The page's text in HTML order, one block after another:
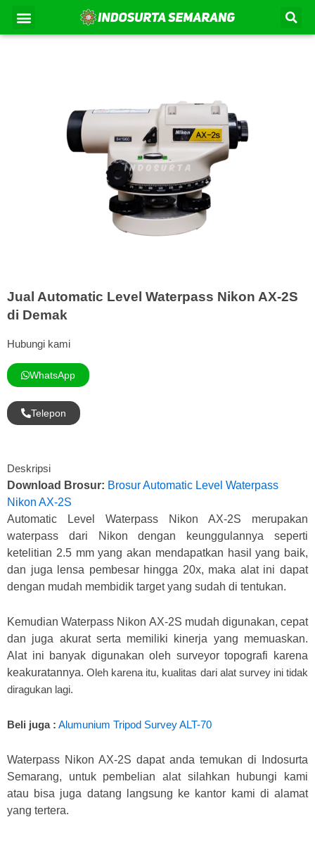
konten
Menu
Jual Automatic Level Waterpass Nikon AX-2S
di Demak
Hubungi kami
WhatsApp
Telepon
Deskripsi
Download Brosur: Brosur Automatic Level Waterpass
Nikon AX-2S
Automatic Level Waterpass Nikon AX-2S merupakan
waterpass dari Nikon dengan keunggulannya seperti
ketelitian 2.5 mm yang akan mendapatkan hasil yang baik,
dan juga lensa pembesar hingga 20x, maka alat ini dapat
dengan mudah membidik target yang sudah di tentukan.
Kemudian Waterpass Nikon AX-2S mudah digunakan, cepat
dan juga akurat serta memiliki kinerja yang memuaskan.
Alat ini banyak digunakan oleh surveyor topografi karena
keakuratannya.Oleh karena itu, kualitas dari alat survey ini tidak
diragukan lagi.
Beli juga : Alumunium Tripod Survey ALT-70
Waterpass Nikon AX-2S dapat anda temukan di Indosurta
Semarang, untuk pembelian alat silahkan hubungi kami
atau bisa juga datang langsung ke kantor kami di alamat
yang tertera.